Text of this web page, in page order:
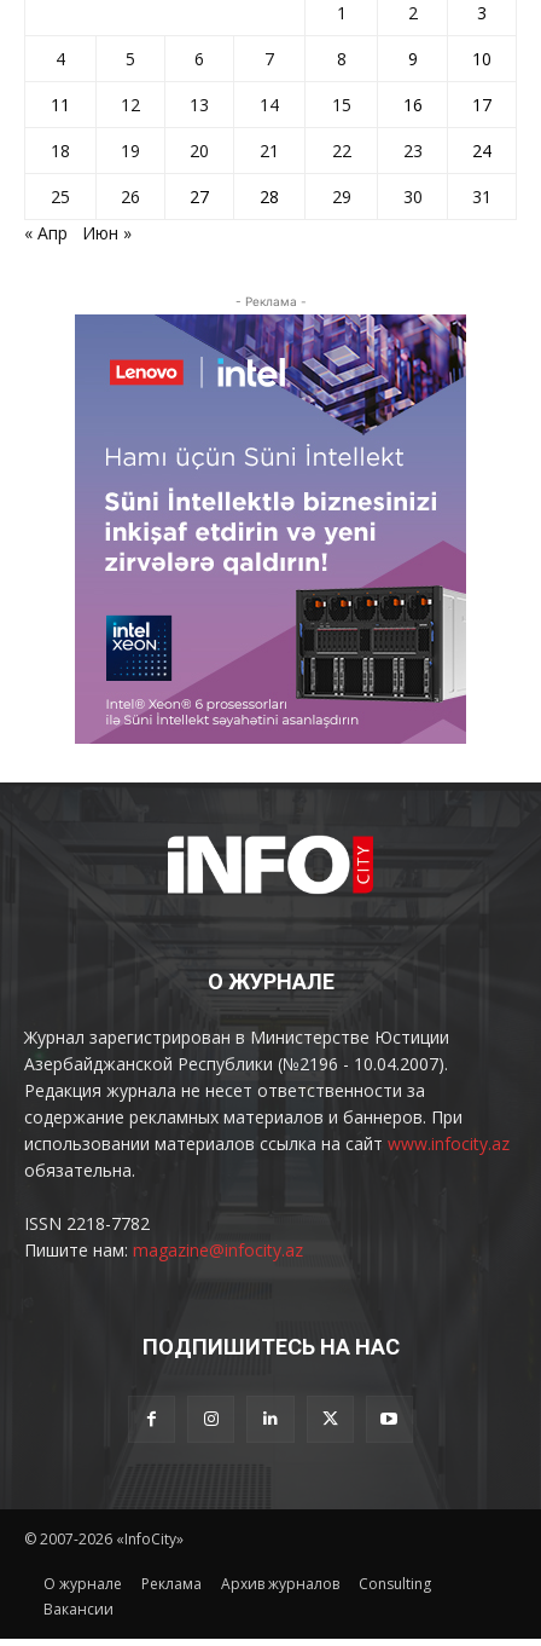
1 2
3
4
5 6 7 8 9
10
11
12 13 14 15 16
17
18
19 20 21 22 23
24
25
26 27 28 29 30
31
« Апр
Июн »
- Реклама -
О ЖУРНАЛЕ
Журнал зарегистрирован в Министерстве Юстиции
Азербайджанской Республики (№2196 - 10.04.2007).
Редакция журнала не несет ответственности за
содержание рекламных материалов и баннеров. При
использовании материалов ссылка на сайт www.infocity.az
обязательна.
ISSN 2218-7782
Пишите нам: magazine@infocity.az
ПОДПИШИТЕСЬ НА НАС
© 2007-2026 «InfoCity»
O журнале Реклама Архив журналов
Consulting
Вакансии